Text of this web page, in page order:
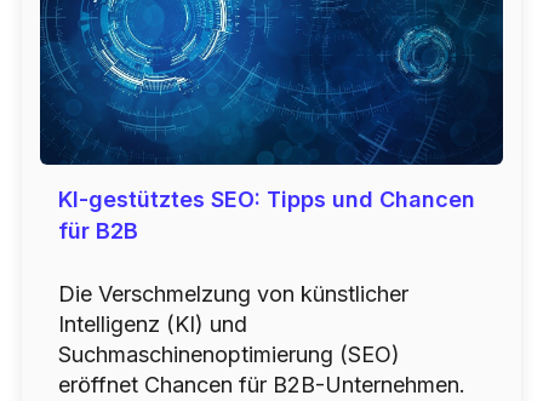
KI-gestütztes SEO: Tipps und Chancen
für B2B
Die Verschmelzung von künstlicher
Intelligenz (KI) und
Suchmaschinenoptimierung (SEO)
eröffnet Chancen für B2B-Unternehmen.